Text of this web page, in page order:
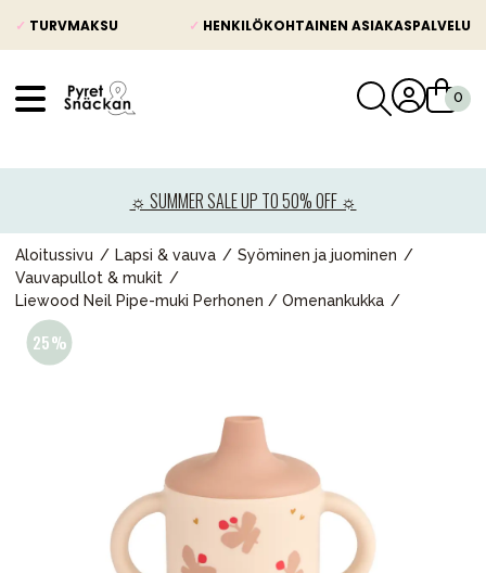
✓ TURVMAKSU ✓ HENKILÖKOHTAINEN ASIAKASPALVELU
☼ SUMMER SALE UP TO 50% OFF ☼
Aloitussivu Lapsi & vauva
Syöminen ja juominen
Vauvapullot & mukit
Liewood Neil Pipe-muki Perhonen / Omenankukka
Lastenvaunut
Lasten turvaistuimet
Vauvan paketti
Äiti & Isä
Huonekalut & vuodevaatteet
Tarvikkeet
Varaosat